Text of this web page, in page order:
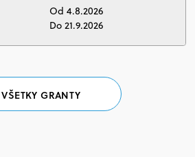
Od 4.8.2026
Do 21.9.2026
VŠETKY GRANTY